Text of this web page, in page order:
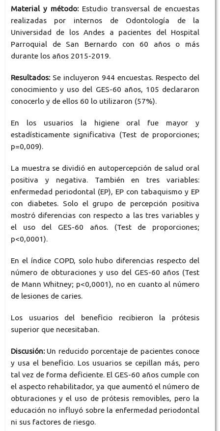
Material y método: Estudio transversal de encuestas
realizadas por internos de Odontología de la
Universidad de los Andes a pacientes del Hospital
Parroquial de San Bernardo con 60 años o más
durante los años 2015-2019.
Resultados:Se incluyeron 944 encuestas. Respecto del
conocimiento y uso del GES-60 años, 105 declararon
conocerlo y de ellos 60 lo utilizaron (57%).
En los usuarios la higiene oral fue mayor y
estadísticamente significativa (Test de proporciones;
p=0,009).
La muestra se dividió en autopercepción de salud oral
positiva y negativa. También en tres variables:
enfermedad periodontal (EP), EP con tabaquismo y EP
con diabetes. Solo el grupo de percepción positiva
mostró diferencias con respecto a las tres variables y
el uso del GES-60 años. (Test de proporciones;
p<0,0001).
En el índice COPD, solo hubo diferencias respecto del
número de obturaciones y uso del GES-60 años (Test
de Mann Whitney; p<0,0001), no en cuanto al número
de lesiones de caries.
Los usuarios del beneficio recibieron la prótesis
superior que necesitaban.
Discusión:Un reducido porcentaje de pacientes conoce
y usa el beneficio. Los usuarios se cepillan más, pero
tal vez de forma deficiente. El GES-60 años cumple con
el aspecto rehabilitador, ya que aumentó el número de
obturaciones y el uso de prótesis removibles, pero la
educación no influyó sobre la enfermedad periodontal
ni sus factores de riesgo.